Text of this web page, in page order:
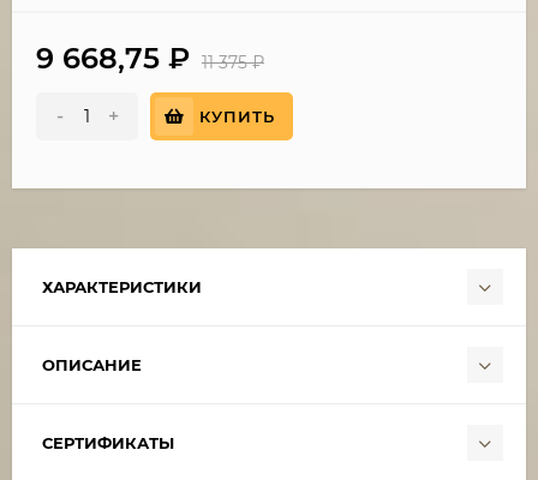
9 668,75 ₽ 11 375₽
- + КУПИТЬ
ХАРАКТЕРИСТИКИ
ОПИСАНИЕ
СЕРТИФИКАТЫ